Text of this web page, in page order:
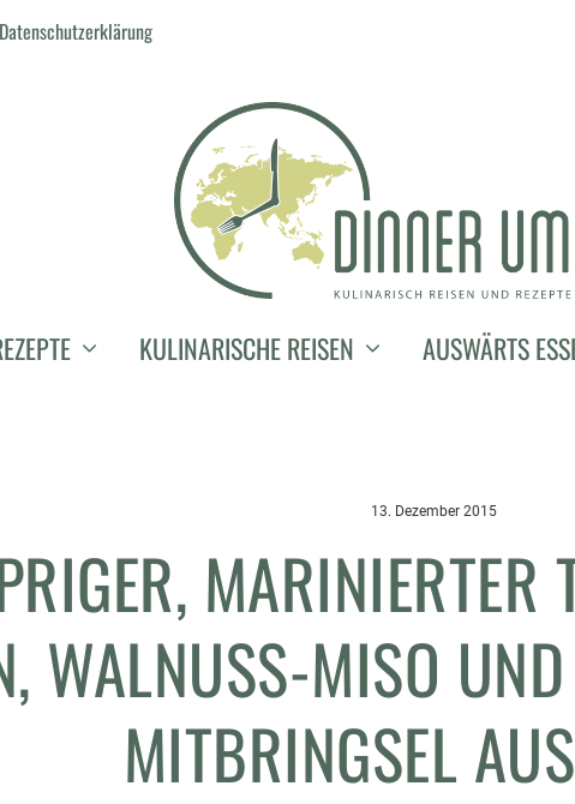
Datenschutzerklärung
KULINARISCHE REISEN AUSWÄRTS
13. Dezember 2015
MARINIERTER
WALNUSS-MISO
MITBRINGSEL